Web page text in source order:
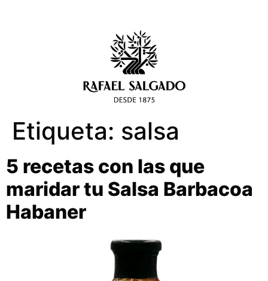
Etiqueta: salsa
5 recetas con las que
maridar tu Salsa Barbacoa
Habaner